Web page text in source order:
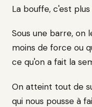
La bouffe, c'est
Sous une barre, on
moins de force ou
ce qu'on a fait la
On atteint tout de
qui nous pousse à